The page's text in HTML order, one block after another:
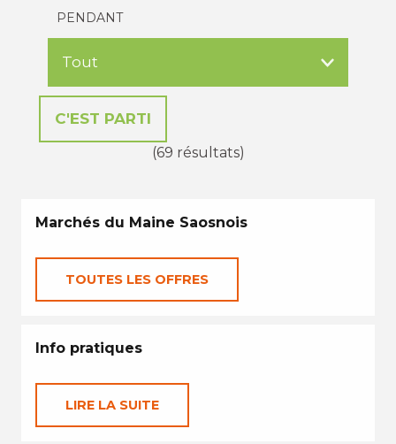
PENDANT
(69 résultats)
Marchés du Maine Saosnois
TOUTES LES OFFRES
Info pratiques
LIRE LA SUITE